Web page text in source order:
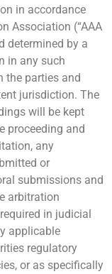
in accordance
Association (“AAA
determined by a
in any such
the parties and
jurisdiction. The
will be kept
proceeding and
any
or
submissions and
arbitration
in judicial
applicable
regulatory
or as specifically